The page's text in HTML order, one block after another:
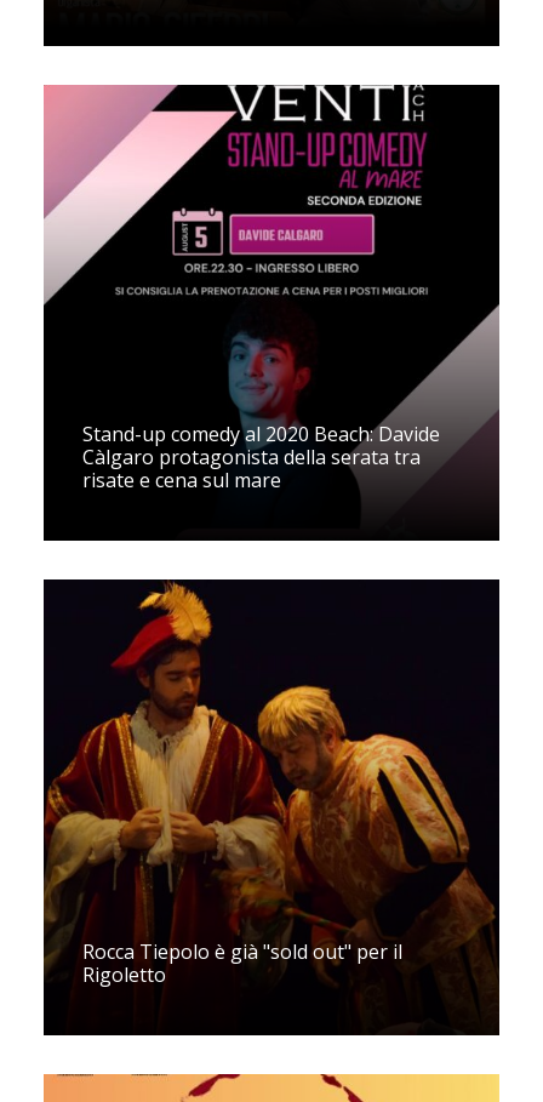
Stand-up comedy al 2020 Beach: Davide
Càlgaro protagonista della serata tra
risate e cena sul mare
Rocca Tiepolo è già "sold out" per il
Rigoletto